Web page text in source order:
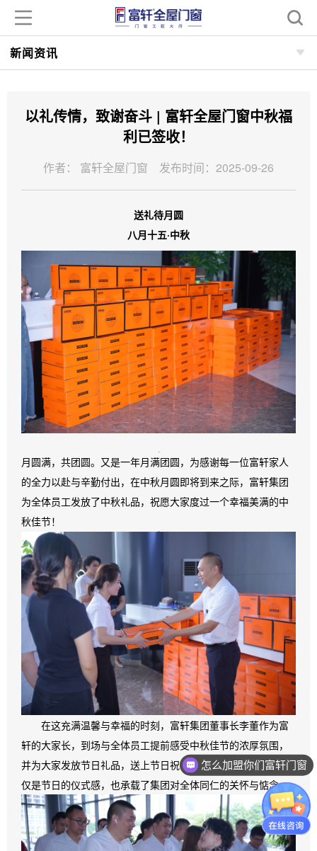
新闻资讯
以礼传情，致谢奋斗 | 富轩全屋门窗中秋福
利已签收！
作者： 富轩全屋门窗 发布时间：2025-09-26
送礼待月圆
八月十五·中秋
月圆满，共团圆。又是一年月满团圆，为感谢每一位富轩家人
的全力以赴与辛勤付出，在中秋月圆即将到来之际，富轩集团
为全体员工发放了中秋礼品，祝愿大家度过一个幸福美满的中
秋佳节！
在这充满温馨与幸福的时刻，富轩集团董事长李董作为富
轩的大家长，到场与全体员工提前感受中秋佳节的浓厚氛围，
并为大家发放节日礼品，送上节日祝福；沉甸甸的中秋礼品不
仅是节日的仪式感，也承载了集团对全体同仁的关怀与惦念。
怎么加盟你们富轩门窗